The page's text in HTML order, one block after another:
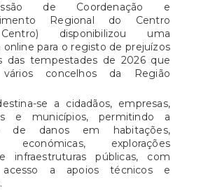
de Coordenação e
Regional do Centro
disponibilizou uma
para o registo de prejuízos
das tempestades de 2026 que
vários concelhos da Região
se a cidadãos, empresas,
e municípios, permitindo a
de danos em habitações,
económicas, explorações
infraestruturas públicas, com
a apoios técnicos e